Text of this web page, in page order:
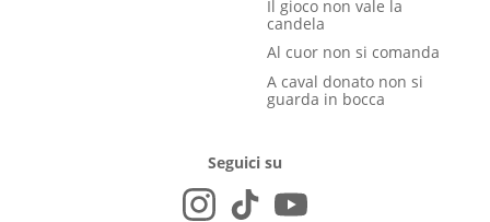
Il gioco non vale la
candela
Al cuor non si comanda
A caval donato non si
guarda in bocca
Seguici su